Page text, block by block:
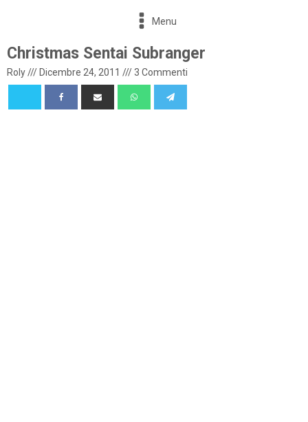
Menu
Christmas Sentai Subranger
Roly/// Dicembre 24, 2011 ///3 Commenti